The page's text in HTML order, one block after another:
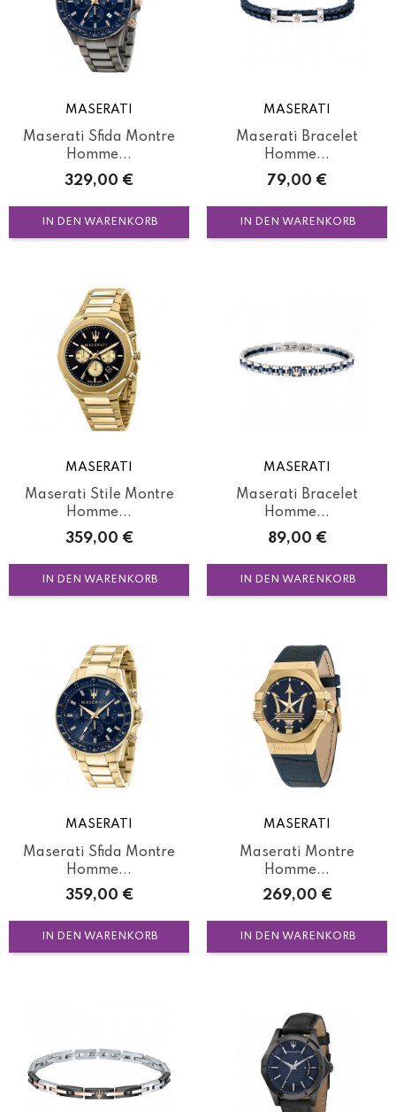
MASERATI
Maserati Sfida Montre
Homme...
Preis
329,00 €
IN DEN WARENKORB
MASERATI
Maserati Bracelet
Homme...
Preis
79,00 €
IN DEN WARENKORB
MASERATI
Maserati Stile Montre
Homme...
Preis
359,00 €
IN DEN WARENKORB
MASERATI
Maserati Bracelet
Homme...
Preis
89,00 €
IN DEN WARENKORB
MASERATI
Maserati Sfida Montre
Homme...
Preis
359,00 €
IN DEN WARENKORB
MASERATI
Maserati Montre
Homme...
Preis
269,00 €
IN DEN WARENKORB